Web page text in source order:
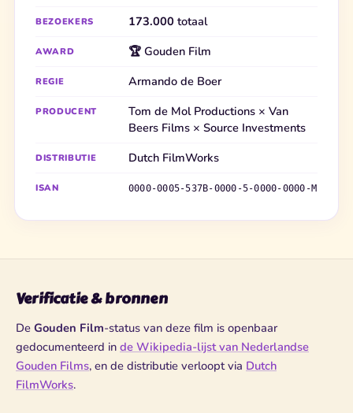
BEZOEKERS 173.000 totaal
AWARD 🏆 Gouden Film
REGIE Armando de Boer
PRODUCENT
Tom de Mol Productions × Van
Beers Films × Source Investments
DISTRIBUTIE Dutch FilmWorks
ISAN 0000-0005-537B-0000-5-0000-0000-M
Verificatie & bronnen
De Gouden Film-status van deze film is openbaar
gedocumenteerd in de Wikipedia-lijst van Nederlandse
Gouden Films, en de distributie verloopt via Dutch
FilmWorks.